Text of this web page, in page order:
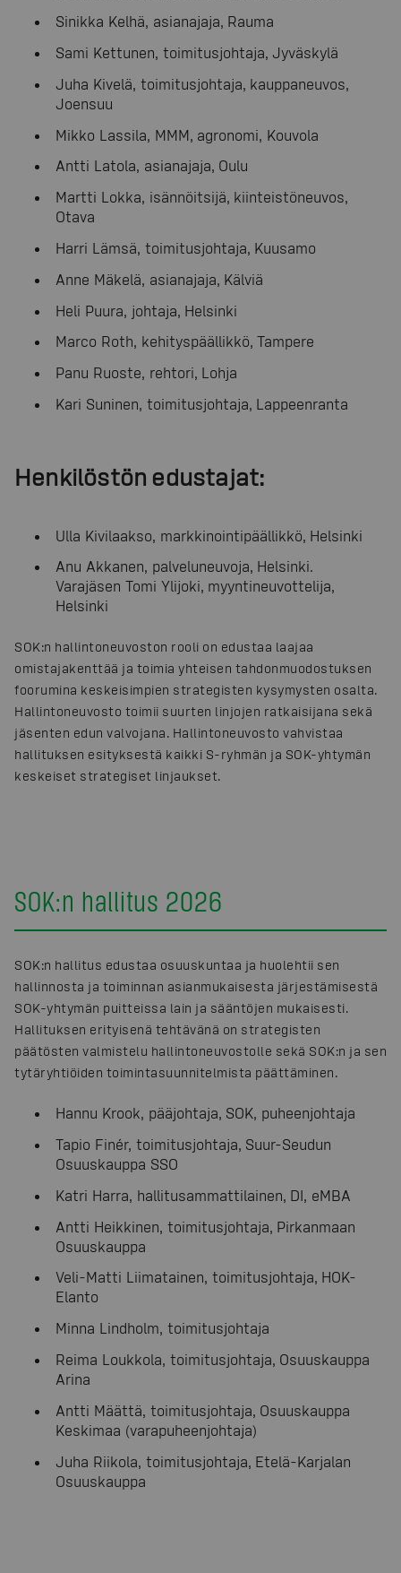
Sinikka Kelhä, asianajaja, Rauma
Sami Kettunen, toimitusjohtaja, Jyväskylä
Juha Kivelä, toimitusjohtaja, kauppaneuvos,
Joensuu
Mikko Lassila, MMM, agronomi, Kouvola
Antti Latola, asianajaja, Oulu
Martti Lokka, isännöitsijä, kiinteistöneuvos,
Otava
Harri Lämsä, toimitusjohtaja, Kuusamo
Anne Mäkelä, asianajaja, Kälviä
Heli Puura, johtaja, Helsinki
Marco Roth, kehityspäällikkö, Tampere
Panu Ruoste, rehtori, Lohja
Kari Suninen, toimitusjohtaja, Lappeenranta
Henkilöstön edustajat:
Ulla Kivilaakso, markkinointipäällikkö, Helsinki
Anu Akkanen, palveluneuvoja, Helsinki.
Varajäsen Tomi Ylijoki, myyntineuvottelija,
Helsinki
SOK:n hallintoneuvoston rooli on edustaa laajaa
omistajakenttää ja toimia yhteisen tahdonmuodostuksen
foorumina keskeisimpien strategisten kysymysten osalta.
Hallintoneuvosto toimii suurten linjojen ratkaisijana sekä
jäsenten edun valvojana. Hallintoneuvosto vahvistaa
hallituksen esityksestä kaikki S-ryhmän ja SOK-yhtymän
keskeiset strategiset linjaukset.
SOK:n hallitus 2026
SOK:n hallitus edustaa osuuskuntaa ja huolehtii sen
hallinnosta ja toiminnan asianmukaisesta järjestämisestä
SOK-yhtymän puitteissa lain ja sääntöjen mukaisesti.
Hallituksen erityisenä tehtävänä on strategisten
päätösten valmistelu hallintoneuvostolle sekä SOK:n ja sen
tytäryhtiöiden toimintasuunnitelmista päättäminen.
Hannu Krook, pääjohtaja, SOK, puheenjohtaja
Tapio Finér, toimitusjohtaja, Suur-Seudun
Osuuskauppa SSO
Katri Harra, hallitusammattilainen, DI, eMBA
Antti Heikkinen, toimitusjohtaja, Pirkanmaan
Osuuskauppa
Veli-Matti Liimatainen, toimitusjohtaja, HOK-
Elanto
Minna Lindholm, toimitusjohtaja
Reima Loukkola, toimitusjohtaja, Osuuskauppa
Arina
Antti Määttä, toimitusjohtaja, Osuuskauppa
Keskimaa (varapuheenjohtaja)
Juha Riikola, toimitusjohtaja, Etelä-Karjalan
Osuuskauppa